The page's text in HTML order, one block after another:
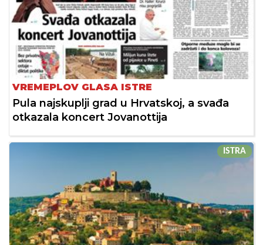
VREMEPLOV GLASA ISTRE
Pula najskuplji grad u Hrvatskoj, a svađa
otkazala koncert Jovanottija
ISTRA